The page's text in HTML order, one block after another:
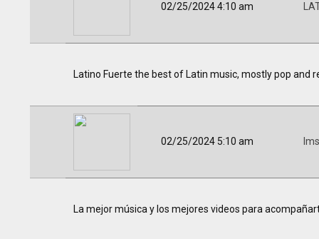
02/25/2024 4:10 am
Latino Fuerte the best of Latin music, mostly pop and
02/25/2024 5:10 am
La mejor música y los mejores videos para